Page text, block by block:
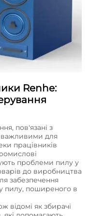
Renhe:
пов'язані з
важливими для
працівників
проблеми пилу у
до виробництва
забезпечення
пилу, поширеного в
відомі як збирачі